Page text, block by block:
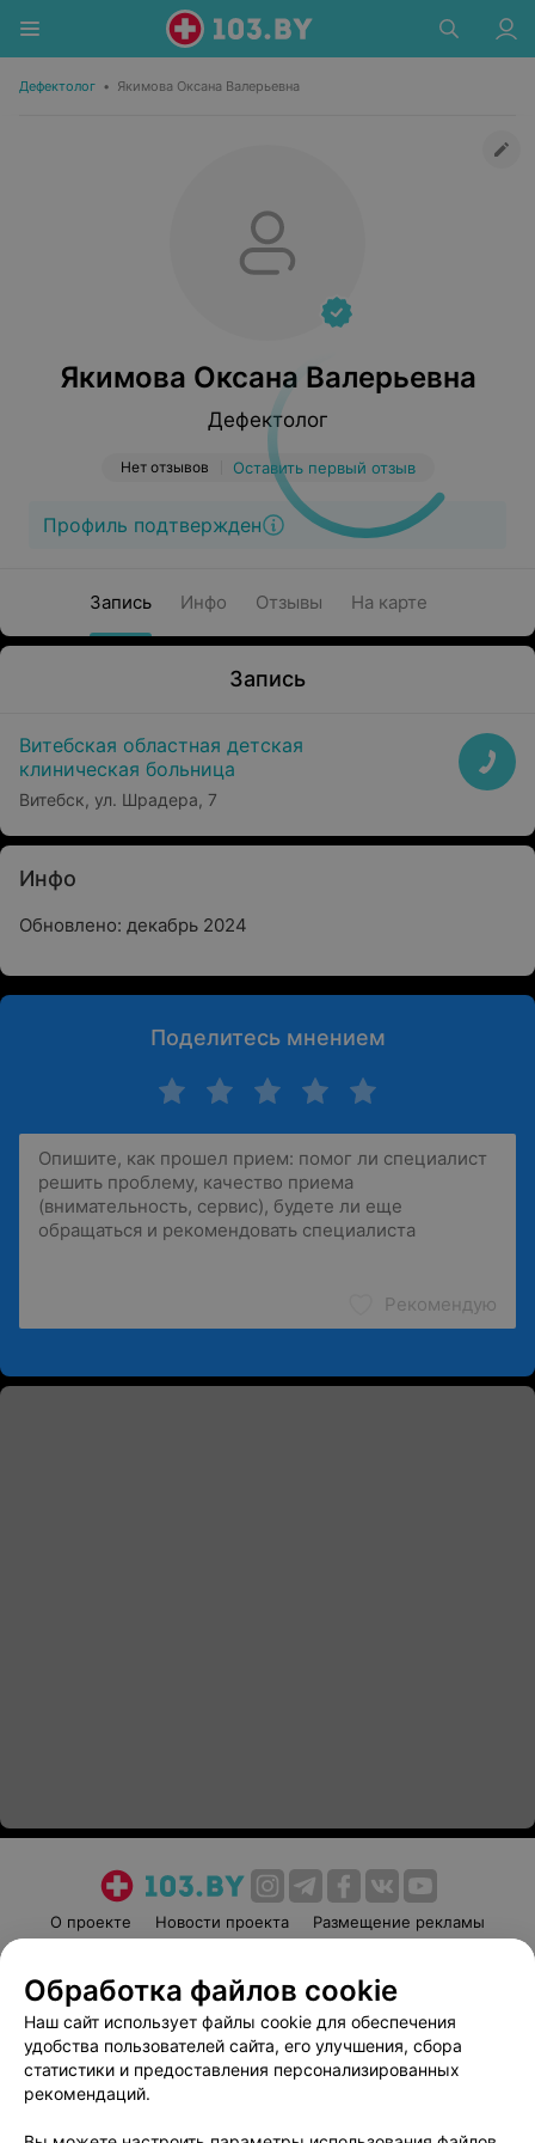
Дефектолог • Якимова Оксана Валерьевна
Якимова Оксана Валерьевна
Дефектолог
Нет отзывов Оставить первый отзыв
Профиль подтвержден
Запись Инфо Отзывы На карте
Запись
Витебская областная детская
клиническая больница
Витебск, ул. Шрадера, 7
Инфо
Обновлено: декабрь 2024
Поделитесь мнением
Рекомендую
О проекте Новости проекта
Размещение рекламы
Пользовательское соглашение
Способы оплаты
Вакансии
Партнеры
Написать руководителю 103.by
Обработка файлов cookie
Наш сайт использует файлы cookie для обеспечения
удобства пользователей сайта, его улучшения, сбора
статистики и предоставления персонализированных
рекомендаций.